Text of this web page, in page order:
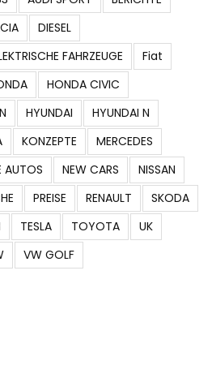
DIESEL
FAHRZEUGE
Fiat
HONDA CIVIC
HYUNDAI
HYUNDAI N
KONZEPTE
MERCEDES
AUTOS NEW CARS
NISSAN
PREISE RENAULT
SKODA
TESLA TOYOTA
UK
VW GOLF